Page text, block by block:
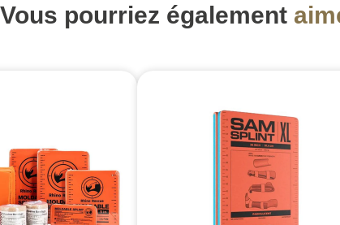
Vous pourriez également